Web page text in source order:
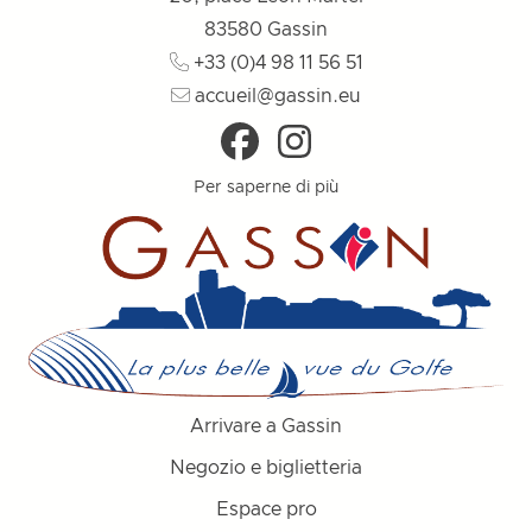
83580 Gassin
+33 (0)4 98 11 56 51
accueil@gassin.eu
Per saperne di più
Arrivare a Gassin
Negozio e biglietteria
Espace pro